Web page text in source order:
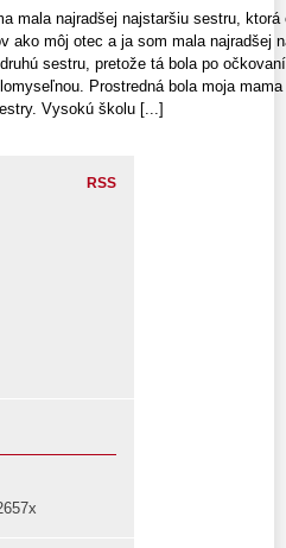
mala najradšej najstaršiu sestru,
ako môj otec a ja som mala najradšej
sestru, pretože tá bola po
Prostredná bola moja
Vysokú školu [...]
RSS